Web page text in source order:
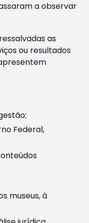
a observar
as
ou resultados
Federal,
museus, à